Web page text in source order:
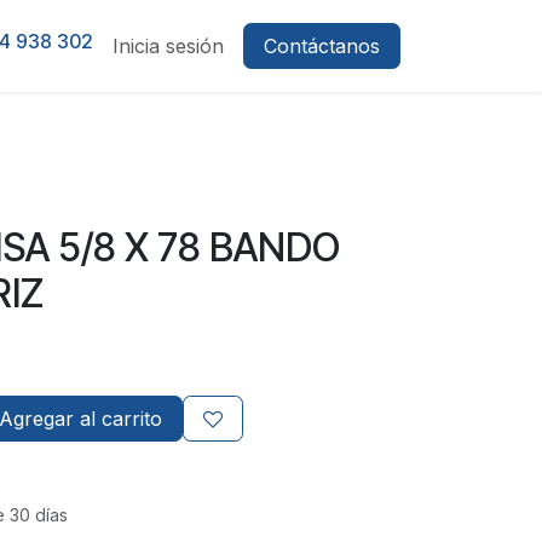
938 302 Inicia sesión Contáctanos
5/8 X 78 BANDO
Agregar al carrito
30 días